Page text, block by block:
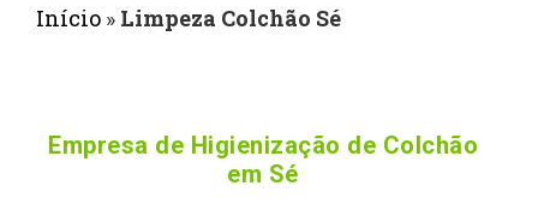
Início » Limpeza Colchão Sé
Empresa de Higienização de Colchão
em Sé